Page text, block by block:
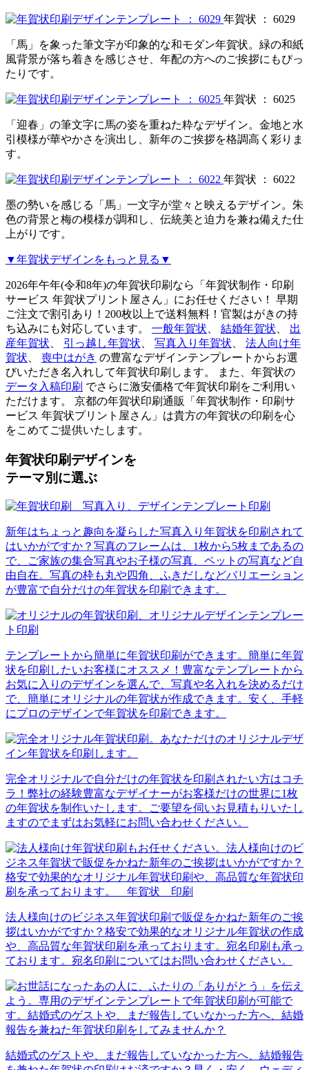
年賀状 ： 6029
「馬」を象った筆文字が印象的な和モダン年賀状。緑の和紙
風背景が落ち着きを感じさせ、年配の方へのご挨拶にもぴっ
たりです。
年賀状 ： 6025
「迎春」の筆文字に馬の姿を重ねた粋なデザイン。金地と水
引模様が華やかさを演出し、新年のご挨拶を格調高く彩りま
す。
年賀状 ： 6022
墨の勢いを感じる「馬」一文字が堂々と映えるデザイン。朱
色の背景と梅の模様が調和し、伝統美と迫力を兼ね備えた仕
上がりです。
▼年賀状デザインをもっと見る▼
2026年午年(令和8年)の年賀状印刷なら「年賀状制作・印刷
サービス 年賀状プリント屋さん」にお任せください！ 早期
ご注文で割引あり！200枚以上で送料無料！官製はがきの持
ち込みにも対応しています。 一般年賀状 結婚年賀状
出
産年賀状
引っ越し年賀状 写真入り年賀状
法人向け年
賀状
喪中はがき の豊富なデザインテンプレートからお選
びいただき名入れして年賀状印刷します。 また、年賀状の
データ入稿印刷 でさらに激安価格で年賀状印刷をご利用い
ただけます。 京都の年賀状印刷通販「年賀状制作・印刷サ
ービス 年賀状プリント屋さん」は貴方の年賀状の印刷を心
をこめてご提供いたします。
年賀状印刷デザインを
テーマ別に選ぶ
新年はちょっと趣向を凝らした写真入り年賀状を印刷されて
はいかがですか？写真のフレームは、1枚から5枚まであるの
で、ご家族の集合写真やお子様の写真、ペットの写真など自
由自在。写真の枠も丸や四角、ふきだしなどバリエーション
が豊富で自分だけの年賀状を印刷できます。
テンプレートから簡単に年賀状印刷ができます。簡単に年賀
状を印刷したいお客様にオススメ！豊富なテンプレートから
お気に入りのデザインを選んで、写真や名入れを決めるだけ
で、簡単にオリジナルの年賀状が作成できます。安く、手軽
にプロのデザインで年賀状を印刷できます。
完全オリジナルで自分だけの年賀状を印刷されたい方はコチ
ラ！弊社の経験豊富なデザイナーがお客様だけの世界に1枚
の年賀状を制作いたします。ご要望を伺いお見積もりいたし
ますのでまずはお気軽にお問い合わせください。
法人様向けのビジネス年賀状印刷で販促をかねた新年のご挨
拶はいかがですか？格安で効果的なオリジナル年賀状の作成
や、高品質な年賀状印刷を承っております。宛名印刷も承っ
ております。宛名印刷についてはお問い合わせください。
結婚式のゲストや、まだ報告していなかった方へ、結婚報告